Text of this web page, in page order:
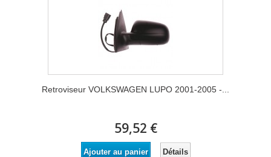
Retroviseur VOLKSWAGEN LUPO 2001-2005 -...
59,52 €
Ajouter au panier Détails